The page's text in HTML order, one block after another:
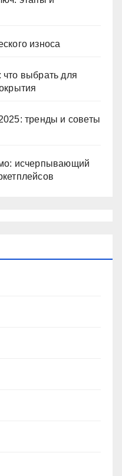
износа
выбрать для
тренды и советы
исчерпывающий